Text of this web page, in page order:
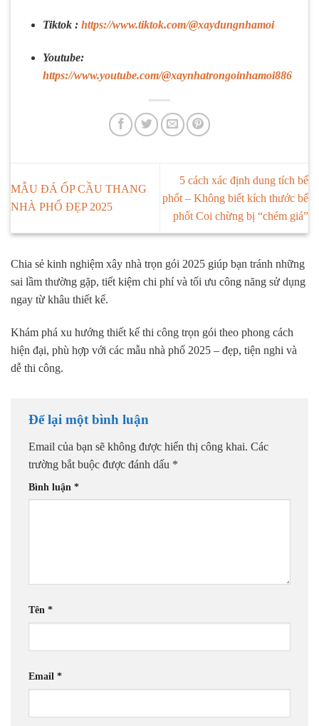
Tiktok : https://www.tiktok.com/@xaydungnhamoi
Youtube:
https://www.youtube.com/@xaynhatrongoinhamoi886
MẪU ĐÁ ỐP CẦU THANG
NHÀ PHỐ ĐẸP 2025
5 cách xác định dung tích bể
phốt – Không biết kích thước bể
phốt Coi chừng bị “chém giá”
Chia sẻ kinh nghiệm xây nhà trọn gói 2025 giúp bạn tránh những
sai lầm thường gặp, tiết kiệm chi phí và tối ưu công năng sử dụng
ngay từ khâu thiết kế.
Khám phá xu hướng thiết kế thi công trọn gói theo phong cách
hiện đại, phù hợp với các mẫu nhà phố 2025 – đẹp, tiện nghi và
dễ thi công.
Để lại một bình luận
Email của bạn sẽ không được hiển thị công khai. Các
trường bắt buộc được đánh dấu *
Bình luận *
Tên *
Email *